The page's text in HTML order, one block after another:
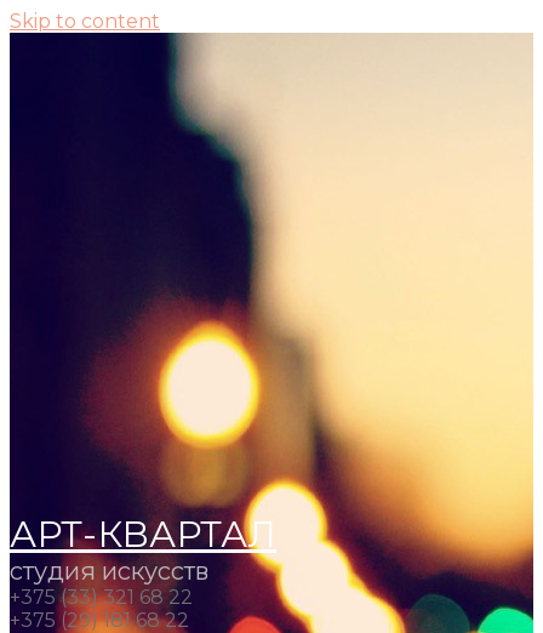
Skip to content
АРТ-КВАРТАЛ
студия искусств
+375 (33) 321 68 22
+375 (29) 181 68 22